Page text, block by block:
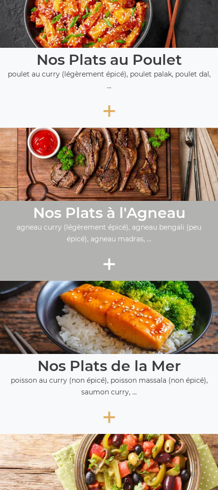
Nos Plats au Poulet
poulet au curry (légèrement épicé), poulet palak, poulet dal,
...
+
Nos Plats à l'Agneau
agneau curry (légèrement épicé), agneau bengali (peu
épicé), agneau madras, ...
+
Nos Plats de la Mer
poisson au curry (non épicé), poisson massala (non épicé),
saumon curry, ...
+